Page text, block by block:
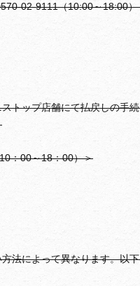
02-9111（10:00～18:00）
トップ店舗にて払戻しの手
：00～18：00）＞
法によって異なります。以